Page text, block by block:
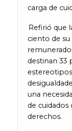
carga de
Refirió que
ciento de
destinan 33
una
de cuidados
derechos.